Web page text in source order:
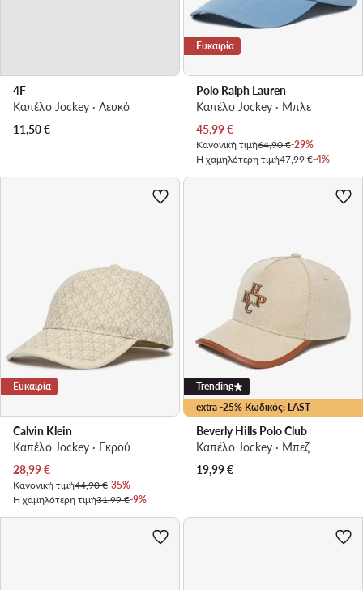
4F
Καπέλο Jockey · Λευκό
11,50€
Ευκαιρία
Polo Ralph Lauren
Καπέλο Jockey · Μπλε
Τρέχουσα τιμή
45,99€
Κανονική τιμή64,90 €-29%
Η χαμηλότερη τιμή47,99 €-4%
Ευκαιρία
Calvin Klein
Καπέλο Jockey · Εκρού
Τρέχουσα τιμή
28,99€
Κανονική τιμή44,90 €-35%
Η χαμηλότερη τιμή31,99 €-9%
extra -25% Κωδικός: LAST
Trending
Beverly Hills Polo Club
Καπέλο Jockey · Μπεζ
19,99€